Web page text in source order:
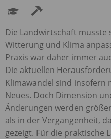
Die Landwirtschaft musste
Witterung und Klima
Praxis war daher immer
Die aktuellen
Klimawandel sind insofern
Neues. Doch Dimension
Änderungen werden
als in der Vergangenheit,
gezeigt. Für die praktische